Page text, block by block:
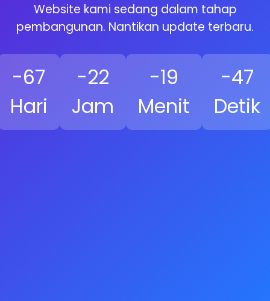
Website kami sedang dalam tahap
pembangunan. Nantikan update terbaru.
-67
Hari
-22
Jam
-19
Menit
-47
Detik